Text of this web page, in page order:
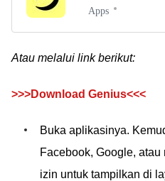
Apps
Atau melalui link berikut:
>>>Download Genius<<<
Buka aplikasinya.
Facebook, Google,
izin untuk tampilkan di